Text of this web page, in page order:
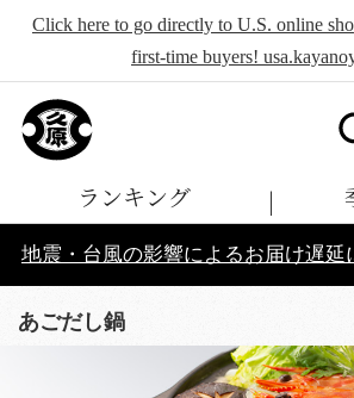
Click here to go directly to U.S. online
first-time buyers!
ランキング
地震・台風の影響によるお届け遅延
あごだし鍋